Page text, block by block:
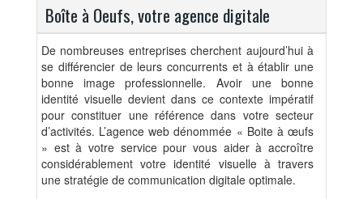
Boîte à Oeufs, votre agence digitale
De nombreuses entreprises cherchent aujourd’hui à
se différencier de leurs concurrents et à établir une
bonne image professionnelle. Avoir une bonne
identité visuelle devient dans ce contexte impératif
pour constituer une référence dans votre secteur
d’activités. L’agence web dénommée « Boite à œufs
» est à votre service pour vous aider à accroître
considérablement votre identité visuelle à travers
une stratégie de communication digitale optimale.